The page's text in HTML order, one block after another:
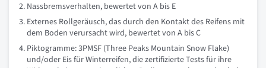
Nassbremsverhalten, bewertet von A bis E
Externes Rollgeräusch, das durch den Kontakt des Reifens mit
dem Boden verursacht wird, bewertet von A bis C
Piktogramme: 3PMSF (Three Peaks Mountain Snow Flake)
und/oder Eis für Winterreifen, die zertifizierte Tests für ihre